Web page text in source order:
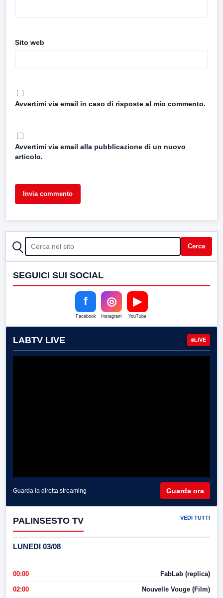
Sito web
Avvertimi via email in caso di risposte al mio commento.
Avvertimi via email alla pubblicazione di un nuovo
articolo.
CERCA Cerca
SEGUICI SUI SOCIAL
f
Facebook
◎
Instagram
▶
YouTube
LABTV LIVE LIVE
Guarda la diretta streaming Guarda ora
PALINSESTO TV VEDI TUTTI
LUNEDI 03/08
00:00 FabLab (replica)
02:00 Nouvelle Vouge (Film)